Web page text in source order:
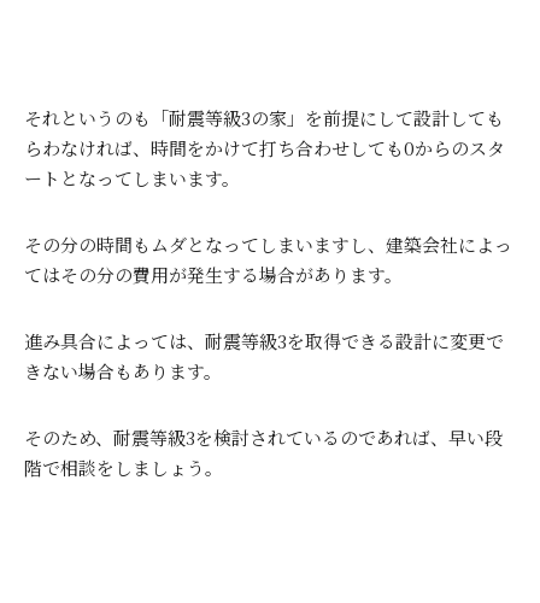
それというのも「耐震等級3の家」を前提にして設計しても
らわなければ、時間をかけて打ち合わせしても0からのスタ
ートとなってしまいます。
その分の時間もムダとなってしまいますし、建築会社によっ
てはその分の費用が発生する場合があります。
進み具合によっては、耐震等級3を取得できる設計に変更で
きない場合もあります。
そのため、耐震等級3を検討されているのであれば、早い段
階で相談をしましょう。